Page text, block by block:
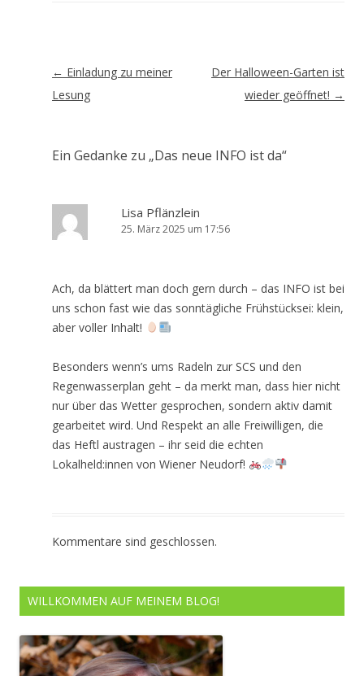
Artikel-
Navigation
← Einladung zu meiner
Lesung
Der Halloween-Garten ist
wieder geöffnet! →
Ein Gedanke zu „Das neue INFO ist da“
Lisa Pflänzlein
25. März 2025 um 17:56
Ach, da blättert man doch gern durch – das INFO ist bei
uns schon fast wie das sonntägliche Frühstücksei: klein,
aber voller Inhalt!
Besonders wenn’s ums Radeln zur SCS und den
Regenwasserplan geht – da merkt man, dass hier nicht
nur über das Wetter gesprochen, sondern aktiv damit
gearbeitet wird. Und Respekt an alle Freiwilligen, die
das Heftl austragen – ihr seid die echten
Lokalheld:innen von Wiener Neudorf!
Kommentare sind geschlossen.
WILLKOMMEN AUF MEINEM BLOG!